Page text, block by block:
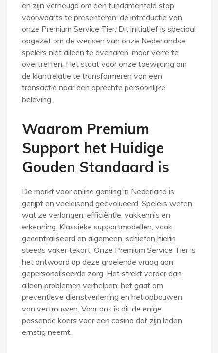
en zijn verheugd om een fundamentele stap
voorwaarts te presenteren: de introductie van
onze Premium Service Tier. Dit initiatief is speciaal
opgezet om de wensen van onze Nederlandse
spelers niet alleen te evenaren, maar verre te
overtreffen. Het staat voor onze toewijding om
de klantrelatie te transformeren van een
transactie naar een oprechte persoonlijke
beleving.
Waarom Premium
Support het Huidige
Gouden Standaard is
De markt voor online gaming in Nederland is
gerijpt en veeleisend geëvolueerd. Spelers weten
wat ze verlangen: efficiëntie, vakkennis en
erkenning. Klassieke supportmodellen, vaak
gecentraliseerd en algemeen, schieten hierin
steeds vaker tekort. Onze Premium Service Tier is
het antwoord op deze groeiende vraag aan
gepersonaliseerde zorg. Het strekt verder dan
alleen problemen verhelpen; het gaat om
preventieve dienstverlening en het opbouwen
van vertrouwen. Voor ons is dit de enige
passende koers voor een casino dat zijn leden
ernstig neemt.